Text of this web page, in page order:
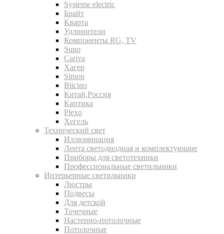
Systeme electric
Брайт
Кварта
Удлинители
Компоненты RG, TV
Suno
Cariva
Хагер
Simon
Bticino
Китай,Россия
Каптика
Plexo
Хегель
Технический свет
Иллюминация
Лента светодиодная и комплектующие
Приборы для светотехники
Профессиональные светильники
Интерьерные светильники
Люстры
Подвесы
Для детской
Точечные
Настенно-потолочные
Потолочные